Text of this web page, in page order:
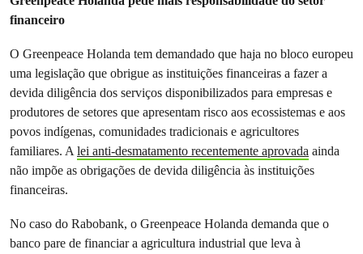
financeiro
O Greenpeace Holanda tem demandado que haja no bloco europeu
uma legislação que obrigue as instituições financeiras a fazer a
devida diligência dos serviços disponibilizados para empresas e
produtores de setores que apresentam risco aos ecossistemas e aos
povos indígenas, comunidades tradicionais e agricultores
familiares. Alei anti-desmatamento recentemente aprovada ainda
não impõe as obrigações de devida diligência às instituições
financeiras.
No caso do Rabobank, o Greenpeace Holanda demanda que o
banco pare de financiar a agricultura industrial que leva à